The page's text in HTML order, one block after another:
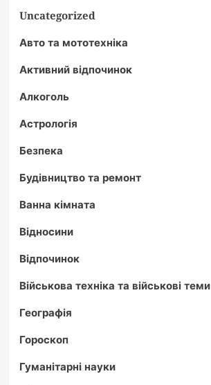
Uncategorized
Авто та мототехніка
Активний відпочинок
Алкоголь
Астрологія
Безпека
Будівництво та ремонт
Ванна кімната
Відносини
Відпочинок
Військова техніка та військові теми
Географія
Гороскоп
Гуманітарні науки